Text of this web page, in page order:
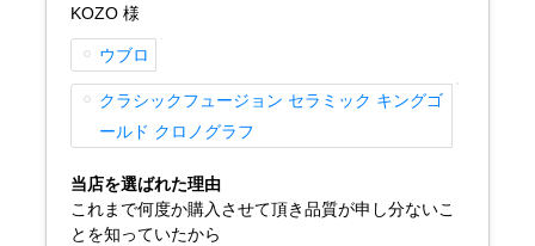
買取・下取りはこちら
買取専門サロン
買取ご成約者様限定5万円クーポン
75%以上保証！中古商品高価買戻し
KOZO 様
ウブロ
クラシックフュージョン セラミック キングゴ
ールド クロノグラフ
当店を選ばれた理由
これまで何度か購入させて頂き品質が申し分ないこ
とを知っていたから